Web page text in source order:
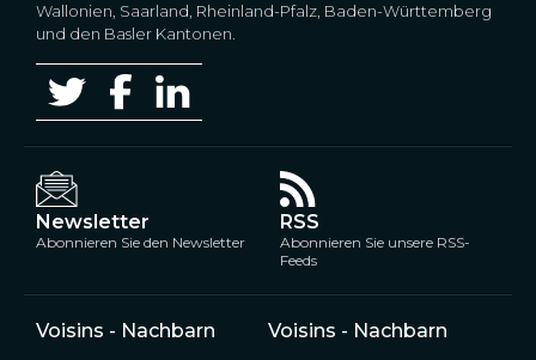
Wallonien, Saarland, Rheinland-Pfalz, Baden-Württemberg
und den Basler Kantonen.
Newsletter
Abonnieren Sie den Newsletter
RSS
Abonnieren Sie unsere RSS-
Feeds
Voisins - Nachbarn Voisins - Nachbarn